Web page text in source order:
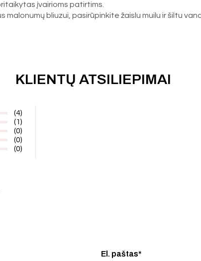
įvairioms patirtims.
malonumų bliuzui, pasirūpinkite žaislu muilu ir šiltu
KLIENTŲ ATSILIEPIMAI
(4)
(1)
(0)
(0)
(0)
El. paštas*